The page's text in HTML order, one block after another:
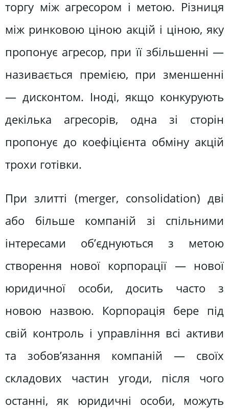
торгу між агресором і метою. Різниця
між ринковою ціною акцій і ціною, яку
пропонує агресор, при її збільшенні —
називається премією, при зменшенні
— дисконтом. Іноді, якщо конкурують
декілька агресорів, одна зі сторін
пропонує до коефіцієнта обміну акцій
трохи готівки.
При злитті (merger, consolidation) дві
або більше компаній зі спільними
інтересами об’єднуються з метою
створення нової корпорації — нової
юридичної особи, досить часто з
новою назвою. Корпорація бере під
свій контроль і управління всі активи
та зобов’язання компаній — своїх
складових частин угоди, після чого
останні, як юридичні особи, можуть